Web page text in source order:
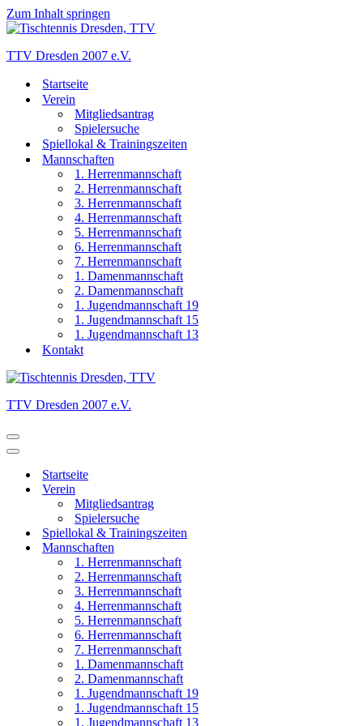
Zum Inhalt springen
TTV Dresden 2007 e.V.
Startseite
Verein
Mitgliedsantrag
Spielersuche
Spiellokal & Trainingszeiten
Mannschaften
1. Herrenmannschaft
2. Herrenmannschaft
3. Herrenmannschaft
4. Herrenmannschaft
5. Herrenmannschaft
6. Herrenmannschaft
7. Herrenmannschaft
1. Damenmannschaft
2. Damenmannschaft
1. Jugendmannschaft 19
1. Jugendmannschaft 15
1. Jugendmannschaft 13
Kontakt
TTV Dresden 2007 e.V.
Navigationsmenü
Navigationsmenü
Startseite
Verein
Mitgliedsantrag
Spielersuche
Spiellokal & Trainingszeiten
Mannschaften
1. Herrenmannschaft
2. Herrenmannschaft
3. Herrenmannschaft
4. Herrenmannschaft
5. Herrenmannschaft
6. Herrenmannschaft
7. Herrenmannschaft
1. Damenmannschaft
2. Damenmannschaft
1. Jugendmannschaft 19
1. Jugendmannschaft 15
1. Jugendmannschaft 13